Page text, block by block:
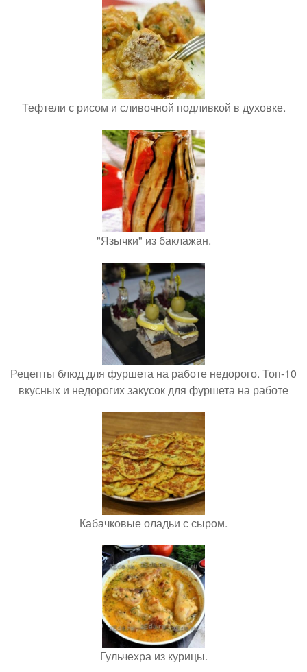
Тефтели с рисом и сливочной подливкой в духовке.
"Язычки" из баклажан.
Рецепты блюд для фуршета на работе недорого. Топ-10
вкусных и недорогих закусок для фуршета на работе
Кабачковые оладьи с сыром.
Гульчехра из курицы.